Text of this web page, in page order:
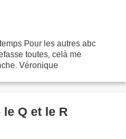
Pour les autres abc
toutes, celà me
Véronique
Q et le R